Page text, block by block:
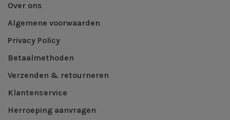
Over ons
Algemene voorwaarden
Privacy Policy
Betaalmethoden
Verzenden & retourneren
Klantenservice
Herroeping aanvragen